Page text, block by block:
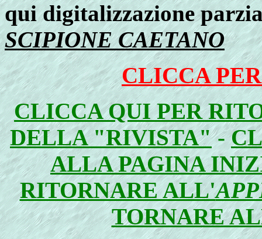
qui digitalizzazione
SCIPIONE CAETANO
CLICCA
CLICCA QUI PER
DELLA "RIVISTA"-
ALLA PAGINA
RITORNARE ALL'
TORNARE